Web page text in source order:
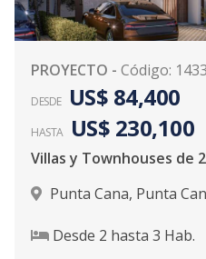
PROYECTO - Código: 1433
DESDE US$ 84,400
HASTA US$ 230,100
Punta Cana, Punta
Desde 2 hasta 3 Hab.